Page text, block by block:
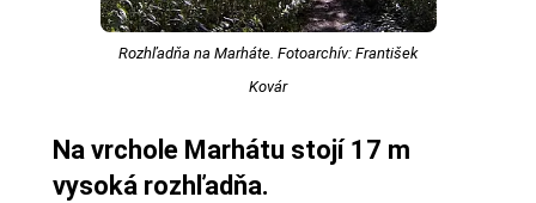
Rozhľadňa na Marháte. Fotoarchív: František
Kovár
Na vrchole Marhátu stojí 17 m
vysoká rozhľadňa.